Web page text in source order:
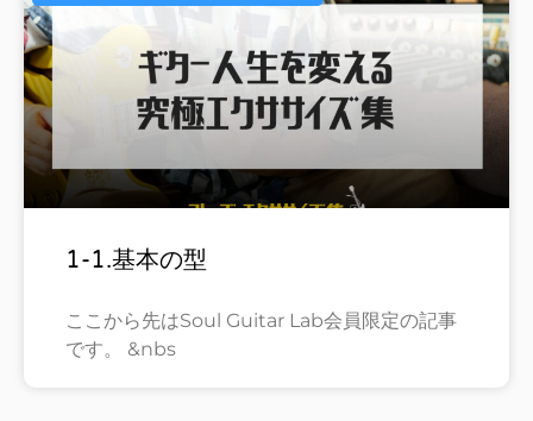
1-1.基本の型
ここから先はSoul Guitar Lab会員限定の記事
です。 &nbs